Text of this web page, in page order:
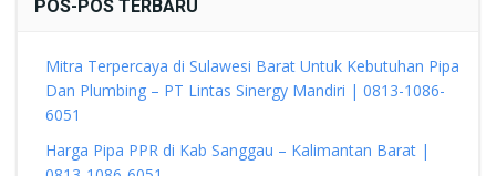
POS-POS TERBARU
Mitra Terpercaya di Sulawesi Barat Untuk Kebutuhan Pipa
Dan Plumbing – PT Lintas Sinergy Mandiri | 0813-1086-
6051
Harga Pipa PPR di Kab Sanggau – Kalimantan Barat |